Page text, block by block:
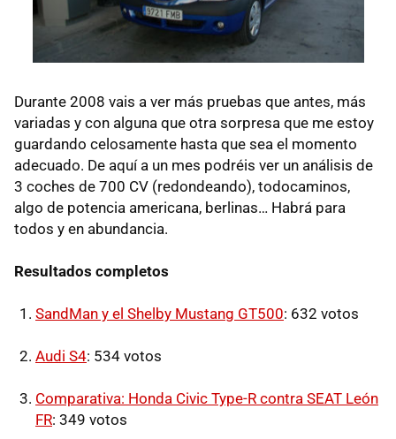
Durante 2008 vais a ver más pruebas que antes, más
variadas y con alguna que otra sorpresa que me estoy
guardando celosamente hasta que sea el momento
adecuado. De aquí a un mes podréis ver un análisis de
3 coches de 700 CV (redondeando), todocaminos,
algo de potencia americana, berlinas… Habrá para
todos y en abundancia.
Resultados completos
SandMan y el Shelby Mustang GT500: 632 votos
Audi S4: 534 votos
Comparativa: Honda Civic Type-R contra SEAT León
FR: 349 votos